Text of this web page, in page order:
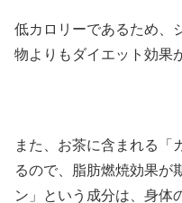
低カロリーであるため、
物よりもダイエット効果
また、お茶に含まれる「
るので、脂肪燃焼効果が
ン」という成分は、身体